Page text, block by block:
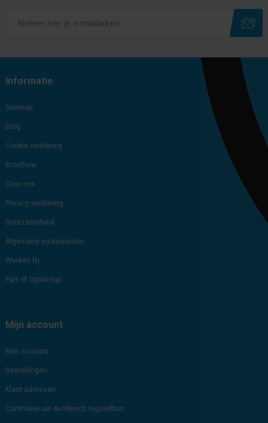
Informatie
Sitemap
Blog
Cookie verklaring
Brochure
Over ons
Privacy verklaring
Duurzaamheid
Algemene voorwaarden
Werken bij
Part of OptiGroup
Mijn account
Mijn account
Bestellingen
Klant adressen
Controleer uw Avodesch tegoedbon